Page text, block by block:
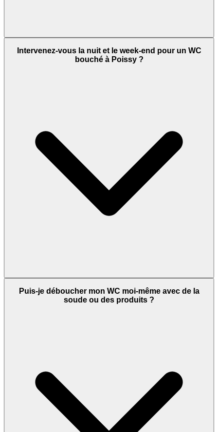
Intervenez-vous la nuit et le week-end pour un WC
bouché à Poissy ?
Puis-je déboucher mon WC moi-même avec de la
soude ou des produits ?